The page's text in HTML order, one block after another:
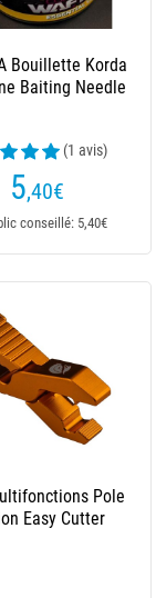
Bouillette Korda
Baiting Needle
(1 avis)
5,40€
conseillé: 5,40€
Pole
Easy Cutter